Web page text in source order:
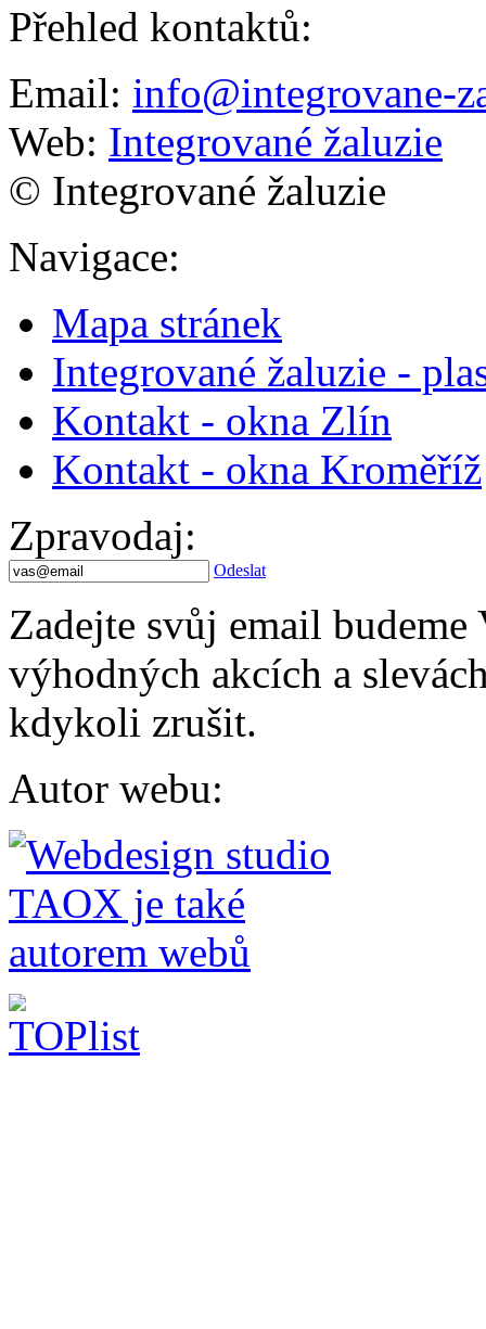
Přehled kontaktů:
Email: info@integrovane-
Web: Integrované žaluzie
© Integrované žaluzie
Navigace:
Mapa stránek
Integrované žaluzie -
Kontakt - okna Zlín
Kontakt - okna Kroměříž
Zpravodaj:
Odeslat
Zadejte svůj email
výhodných akcích a
kdykoli zrušit.
Autor webu: